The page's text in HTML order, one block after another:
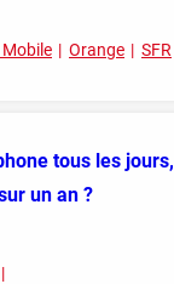
Mobile Orange
SFR
tous les jours,
un an ?